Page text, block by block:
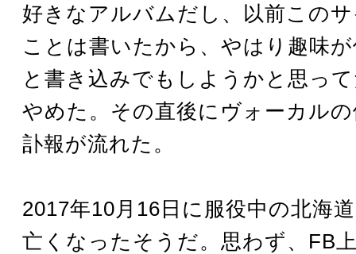
好きなアルバムだし、以前この
ことは書いたから、やはり趣味
と書き込みでもしようかと思っ
やめた。その直後にヴォーカル
訃報が流れた。
2017年10月16日に服役中の北海
亡くなったそうだ。思わず、FB